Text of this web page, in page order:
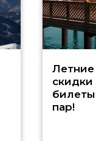
Летние
пар!